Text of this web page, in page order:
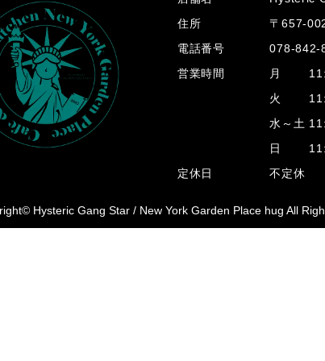
住所
〒657-
電話番号
078-842-
営業時間
月
火
水～土
日
定休日
不定休
Hysteric Gang Star / New York Garden Place hug All